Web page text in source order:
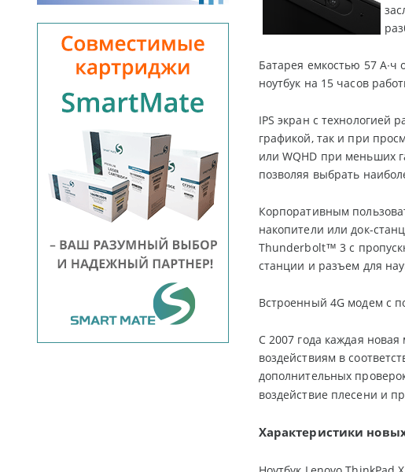
Батарея емкостью 57 А∙ч
ноутбук на 15 часов
IPS экран с технологией
графикой, так и при
или WQHD при меньших
позволяя выбрать
Корпоративным
накопители или док-
Thunderbolt™ 3 с
станции и разъем для
Встроенный 4G модем с
С 2007 года каждая
воздействиям в
дополнительных
воздействие плесени и
Характеристики